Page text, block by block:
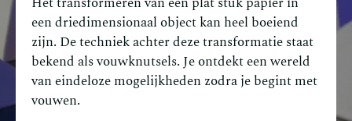
een driedimensionaal object kan heel boeiend
zijn. De techniek achter deze transformatie staat
bekend als vouwknutsels. Je ontdekt een wereld
van eindeloze mogelijkheden zodra je begint met
vouwen.